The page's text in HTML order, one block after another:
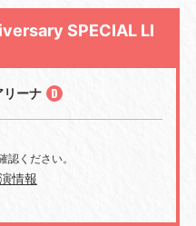
SPECIAL LI
ーナ
認ください。
情報